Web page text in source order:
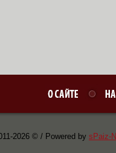
2026 © / Powered by sPaiz-